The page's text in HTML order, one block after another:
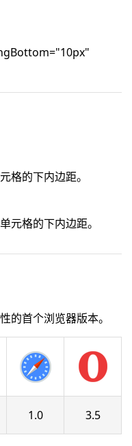
格的下内边距。
元格的下内边距。
的首个浏览器版本。
1.0 3.5